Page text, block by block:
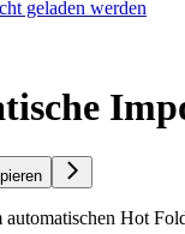
geladen werden
automatischen Hot